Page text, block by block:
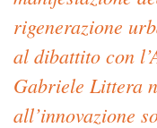
rigenerazione
al dibattito con
Gabriele Littera
all’innovazione